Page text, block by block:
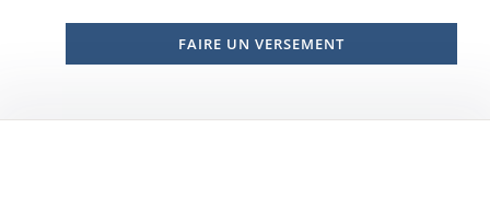
FAIRE UN VERSEMENT